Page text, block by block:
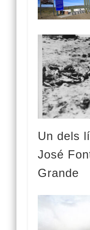
Un dels
José
Grande